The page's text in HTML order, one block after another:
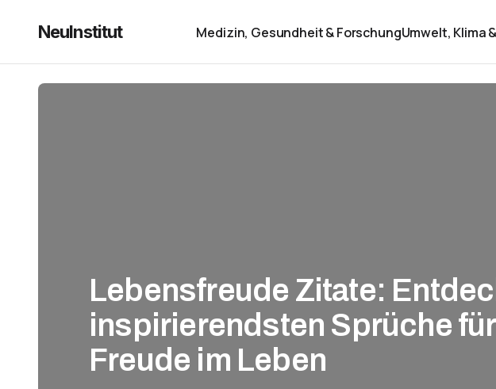
NeuInstitut Medizin, Gesundheit & ForschungUmwelt, Klima
Lebensfreude Zitate:
inspirierendsten Sprüche
Freude im Leben